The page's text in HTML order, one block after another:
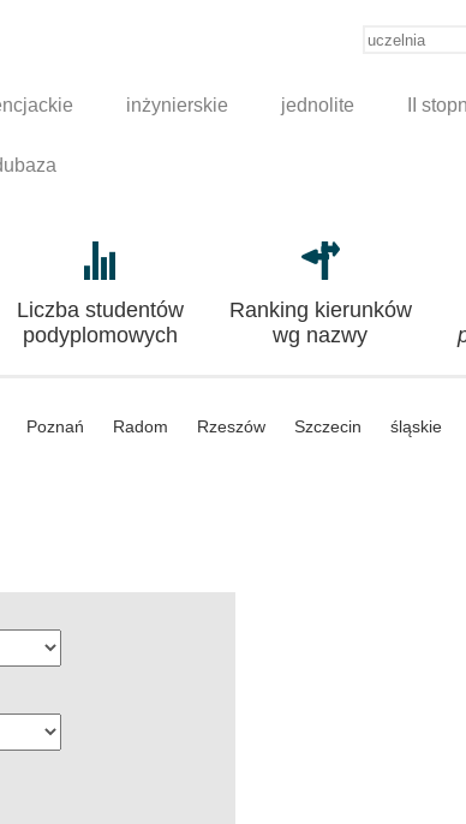
inżynierskie jednolite II
Liczba studentów
podyplomowych
Ranking kierunków
wg nazwy
Poznań Radom Rzeszów Szczecin śląskie